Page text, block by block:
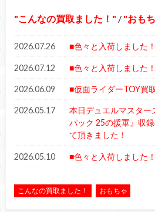
こんなの買取ました！ / おも
2026.07.26 ■色々と入荷しました
2026.07.12 ■色々と入荷しました
2026.06.09 ■仮面ライダーTOY買
2026.05.17
本日デュエルマスター
パック 25の援軍』収
て頂きました！
2026.05.10 ■色々と入荷しました
こんなの買取ました！ おもちゃ